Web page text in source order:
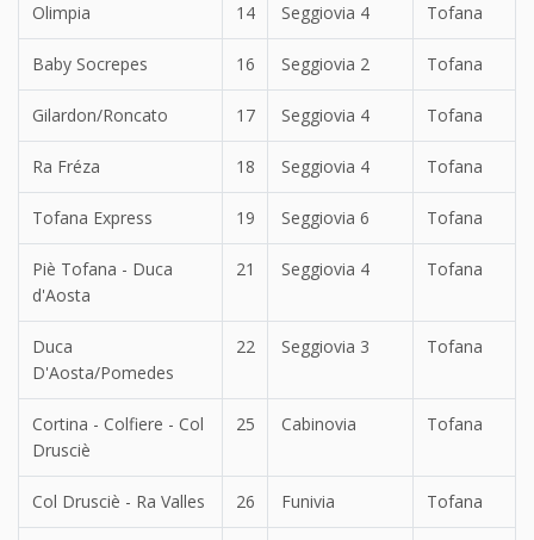
Olimpia 14 Seggiovia 4 Tofana
Baby Socrepes 16 Seggiovia 2 Tofana
Gilardon/Roncato 17 Seggiovia 4 Tofana
Ra Fréza 18 Seggiovia 4 Tofana
Tofana Express 19 Seggiovia 6 Tofana
Piè Tofana - Duca
d'Aosta
21 Seggiovia 4 Tofana
Duca
D'Aosta/Pomedes
22 Seggiovia 3 Tofana
Cortina - Colfiere - Col
Drusciè
25 Cabinovia Tofana
Col Drusciè - Ra Valles 26 Funivia Tofana